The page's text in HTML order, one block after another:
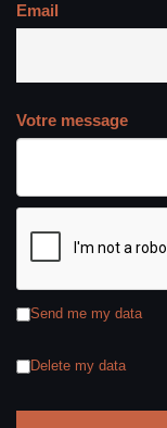
Email
Votre message
Send me my data
Delete my data